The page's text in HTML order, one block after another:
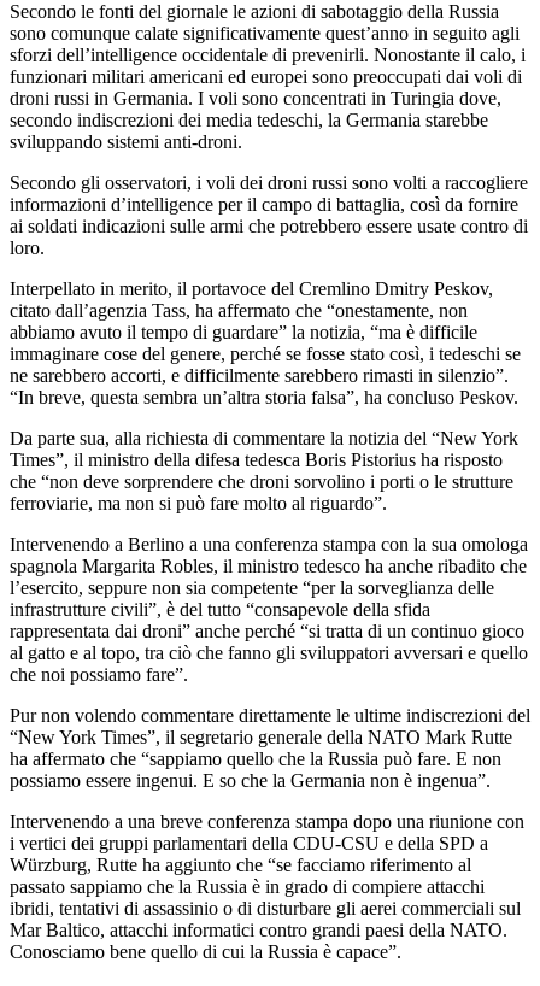
Secondo le fonti del giornale le azioni di sabotaggio della Russia
sono comunque calate significativamente quest’anno in seguito agli
sforzi dell’intelligence occidentale di prevenirli. Nonostante il calo, i
funzionari militari americani ed europei sono preoccupati dai voli di
droni russi in Germania. I voli sono concentrati in Turingia dove,
secondo indiscrezioni dei media tedeschi, la Germania starebbe
sviluppando sistemi anti-droni.
Secondo gli osservatori, i voli dei droni russi sono volti a raccogliere
informazioni d’intelligence per il campo di battaglia, così da fornire
ai soldati indicazioni sulle armi che potrebbero essere usate contro di
loro.
Interpellato in merito, il portavoce del Cremlino Dmitry Peskov,
citato dall’agenzia Tass, ha affermato che “onestamente, non
abbiamo avuto il tempo di guardare” la notizia, “ma è difficile
immaginare cose del genere, perché se fosse stato così, i tedeschi se
ne sarebbero accorti, e difficilmente sarebbero rimasti in silenzio”.
“In breve, questa sembra un’altra storia falsa”, ha concluso Peskov.
Da parte sua, alla richiesta di commentare la notizia del “New York
Times”, il ministro della difesa tedesca Boris Pistorius ha risposto
che “non deve sorprendere che droni sorvolino i porti o le strutture
ferroviarie, ma non si può fare molto al riguardo”.
Intervenendo a Berlino a una conferenza stampa con la sua omologa
spagnola Margarita Robles, il ministro tedesco ha anche ribadito che
l’esercito, seppure non sia competente “per la sorveglianza delle
infrastrutture civili”, è del tutto “consapevole della sfida
rappresentata dai droni” anche perché “si tratta di un continuo gioco
al gatto e al topo, tra ciò che fanno gli sviluppatori avversari e quello
che noi possiamo fare”.
Pur non volendo commentare direttamente le ultime indiscrezioni del
“New York Times”, il segretario generale della NATO Mark Rutte
ha affermato che “sappiamo quello che la Russia può fare. E non
possiamo essere ingenui. E so che la Germania non è ingenua”.
Intervenendo a una breve conferenza stampa dopo una riunione con
i vertici dei gruppi parlamentari della CDU-CSU e della SPD a
Würzburg, Rutte ha aggiunto che “se facciamo riferimento al
passato sappiamo che la Russia è in grado di compiere attacchi
ibridi, tentativi di assassinio o di disturbare gli aerei commerciali sul
Mar Baltico, attacchi informatici contro grandi paesi della NATO.
Conosciamo bene quello di cui la Russia è capace”.